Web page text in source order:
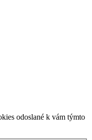
odoslané k vám týmto